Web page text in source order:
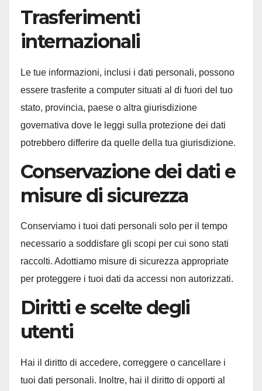
Trasferimenti
internazionali
Le tue informazioni, inclusi i dati personali, possono
essere trasferite a computer situati al di fuori del tuo
stato, provincia, paese o altra giurisdizione
governativa dove le leggi sulla protezione dei dati
potrebbero differire da quelle della tua giurisdizione.
Conservazione dei dati e
misure di sicurezza
Conserviamo i tuoi dati personali solo per il tempo
necessario a soddisfare gli scopi per cui sono stati
raccolti. Adottiamo misure di sicurezza appropriate
per proteggere i tuoi dati da accessi non autorizzati.
Diritti e scelte degli
utenti
Hai il diritto di accedere, correggere o cancellare i
tuoi dati personali. Inoltre, hai il diritto di opporti al